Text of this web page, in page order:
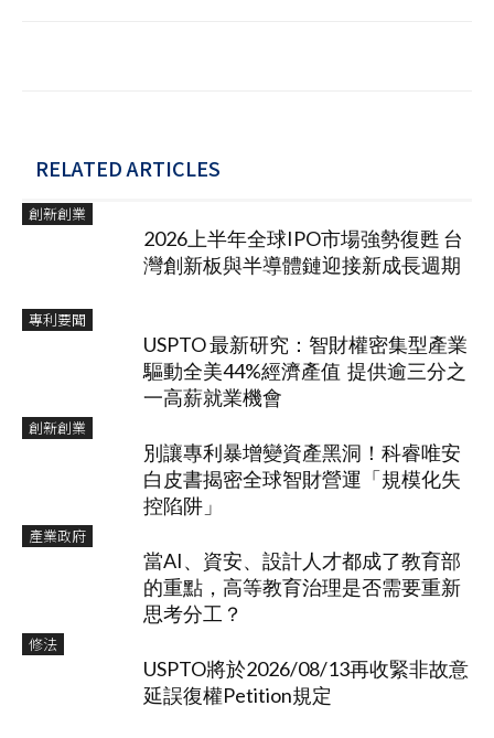
RELATED ARTICLES
創新創業
2026上半年全球IPO市場強勢復甦 台
灣創新板與半導體鏈迎接新成長週期
專利要聞
USPTO 最新研究：智財權密集型產業
驅動全美44%經濟產值 提供逾三分之
一高薪就業機會
創新創業
別讓專利暴增變資產黑洞！科睿唯安
白皮書揭密全球智財營運「規模化失
控陷阱」
產業政府
當AI、資安、設計人才都成了教育部
的重點，高等教育治理是否需要重新
思考分工？
修法
USPTO將於2026/08/13再收緊非故意
延誤復權Petition規定